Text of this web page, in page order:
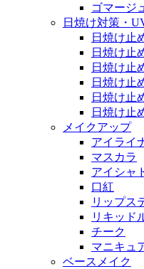
ゴマージ
日焼け対策・
日焼け止
日焼け止
日焼け止
日焼け止
日焼け止
日焼け止
メイクアップ
アイライ
マスカラ
アイシャ
口紅
リップス
リキッド
チーク
マニキュ
ベースメイク